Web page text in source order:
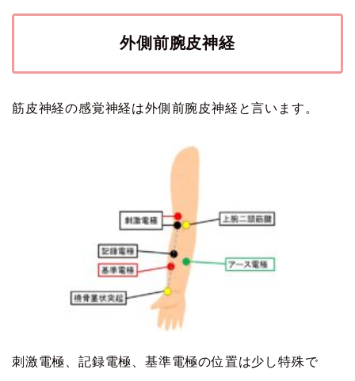
外側前腕皮神経
筋皮神経の感覚神経は外側前腕皮神経と言います。
刺激電極、記録電極、基準電極の位置は少し特殊で